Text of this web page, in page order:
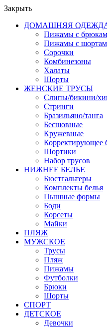
Закрыть
ДОМАШНЯЯ
Пижамы с
Пижамы с
Сорочки
Комбинезоны
Халаты
Шорты
ЖЕНСКИЕ ТРУСЫ
Слипы/бикини/
Стринги
Бразильяно/танга
Бесшовные
Кружевные
Корректирующее
Шортики
Набор трусов
НИЖНЕЕ БЕЛЬЕ
Бюстгальтеры
Комплекты белья
Пышные формы
Боди
Корсеты
Майки
ПЛЯЖ
МУЖСКОЕ
Трусы
Пляж
Пижамы
Футболки
Брюки
Шорты
СПОРТ
ДЕТСКОЕ
Девочки